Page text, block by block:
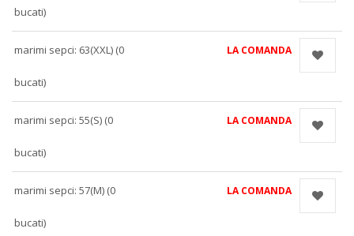
bucati)
marimi sepci: 63(XXL) (0
bucati)
LA COMANDA
marimi sepci: 55(S) (0
bucati)
LA COMANDA
marimi sepci: 57(M) (0
bucati)
LA COMANDA